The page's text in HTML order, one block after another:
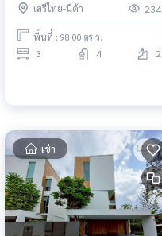
ขนาด 98 ตรว.
เสรีไทย-นิด้า 234
พื้นที่ : 98.00 ตร.ว.
3 4 2
เช่า